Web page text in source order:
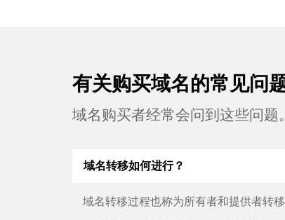
有关购买域名的常见问
域名购买者经常会问到这些问题。
域名转移如何进行？
域名转移过程也称为所有者和提供者转